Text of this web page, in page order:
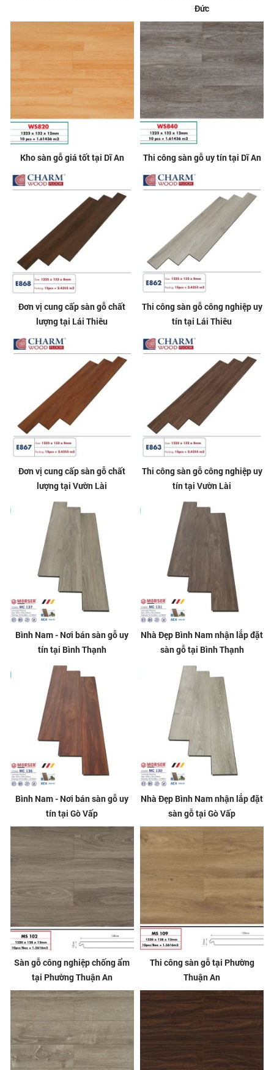
Đức
Kho sàn gỗ giá tốt tại Dĩ An Thi công sàn gỗ uy tín tại Dĩ An
Đơn vị cung cấp sàn gỗ chất
lượng tại Lái Thiêu
Thi công sàn gỗ công nghiệp uy
tín tại Lái Thiêu
Đơn vị cung cấp sàn gỗ chất
lượng tại Vườn Lài
Thi công sàn gỗ công nghiệp uy
tín tại Vườn Lài
Bình Nam - Nơi bán sàn gỗ uy
tín tại Bình Thạnh
Nhà Đẹp Bình Nam nhận lắp đặt
sàn gỗ tại Bình Thạnh
Bình Nam - Nơi bán sàn gỗ uy
tín tại Gò Vấp
Nhà Đẹp Bình Nam nhận lắp đặt
sàn gỗ tại Gò Vấp
Sàn gỗ công nghiệp chống ẩm
tại Phường Thuận An
Thi công sàn gỗ tại Phường
Thuận An